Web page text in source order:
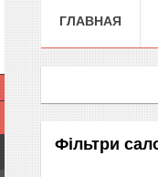
ГЛАВНАЯ
Фільтри